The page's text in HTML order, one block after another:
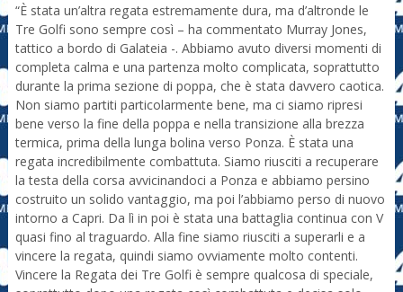
“È stata un’altra regata estremamente dura, ma d’altronde le
Tre Golfi sono sempre così – ha commentato Murray Jones,
tattico a bordo di Galateia -. Abbiamo avuto diversi momenti di
completa calma e una partenza molto complicata, soprattutto
durante la prima sezione di poppa, che è stata davvero caotica.
Non siamo partiti particolarmente bene, ma ci siamo ripresi
bene verso la fine della poppa e nella transizione alla brezza
termica, prima della lunga bolina verso Ponza. È stata una
regata incredibilmente combattuta. Siamo riusciti a recuperare
la testa della corsa avvicinandoci a Ponza e abbiamo persino
costruito un solido vantaggio, ma poi l’abbiamo perso di nuovo
intorno a Capri. Da lì in poi è stata una battaglia continua con V
quasi fino al traguardo. Alla fine siamo riusciti a superarli e a
vincere la regata, quindi siamo ovviamente molto contenti.
Vincere la Regata dei Tre Golfi è sempre qualcosa di speciale,